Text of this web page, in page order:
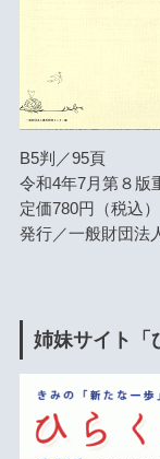
B5判／95頁
令和4年7月第８版
定価780円（税込）
発行／一般財団法
姉妹サイト「